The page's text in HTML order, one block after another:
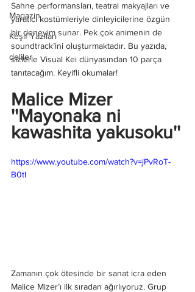
Magazin
Keşif Yazıları
deliler
Sahne performansları, teatral makyajları ve
yaratıcı kostümleriyle dinleyicilerine özgün
bir deneyim sunar. Pek çok animenin de
soundtrack’ini oluşturmaktadır. Bu yazıda,
sizlerle Visual Kei dünyasından 10 parça
tanıtacağım. Keyifli okumalar!
Malice Mizer
''Mayonaka ni
kawashita yakusoku''
https://www.youtube.com/watch?v=jPvRoT-
B0tI
Zamanın çok ötesinde bir sanat icra eden
Malice Mizer’ı ilk sıradan ağırlıyoruz. Grup